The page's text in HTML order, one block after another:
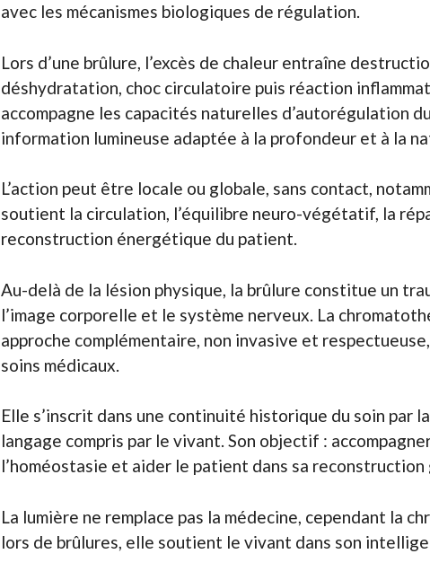
avec les mécanismes biologiques de régulation.
Lors d’une brûlure, l’excès de chaleur entraîne
déshydratation, choc circulatoire puis réaction
accompagne les capacités naturelles d’autorégulation
information lumineuse adaptée à la profondeur et à la
L’action peut être locale ou globale, sans contact,
soutient la circulation, l’équilibre neuro-végétatif, la
reconstruction énergétique du patient.
Au-delà de la lésion physique, la brûlure constitue un
l’image corporelle et le système nerveux. La
approche complémentaire, non invasive et
soins médicaux.
Elle s’inscrit dans une continuité historique du soin par
langage compris par le vivant. Son objectif :
l’homéostasie et aider le patient dans sa reconstruction
La lumière ne remplace pas la médecine, cependant la
lors de brûlures, elle soutient le vivant dans son